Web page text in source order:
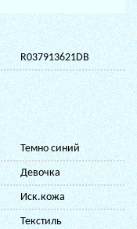
R037913621DB
Темно синий
Девочка
Иск.кожа
Текстиль